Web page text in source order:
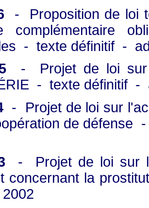
- Proposition de loi
complémentaire
- texte définitif -
- Projet de loi sur
- texte définitif -
- Projet de loi sur
de défense
- Projet de loi sur
concernant la